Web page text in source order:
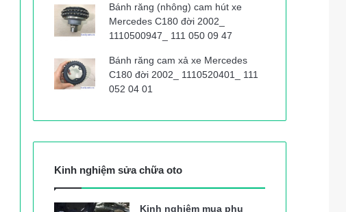
Bánh răng (nhông) cam hút xe
Mercedes C180 đời 2002_
1110500947_ 111 050 09 47
Bánh răng cam xả xe Mercedes
C180 đời 2002_ 1110520401_ 111
052 04 01
Kinh nghiệm sửa chữa oto
Kinh nghiệm mua phụ